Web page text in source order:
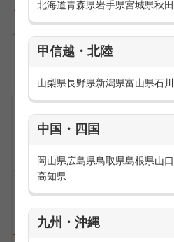
北海道青森県岩手県宮城県秋
甲信越・北陸
山梨県長野県新潟県富山県石
中国・四国
岡山県広島県鳥取県島根県山
高知県
九州・沖縄
1,394
9/2～23限定！帽子・
車やバイク通勤可